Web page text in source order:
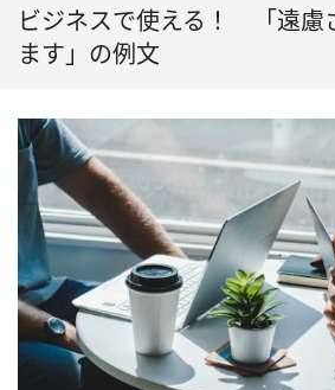
ビジネスで使える！ 「遠慮
ます」の例文